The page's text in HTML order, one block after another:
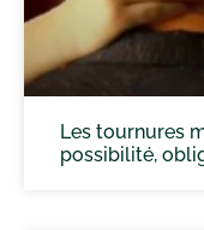
Les tournures
possibilité,